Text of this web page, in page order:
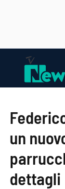
contenuto
un
dettagli